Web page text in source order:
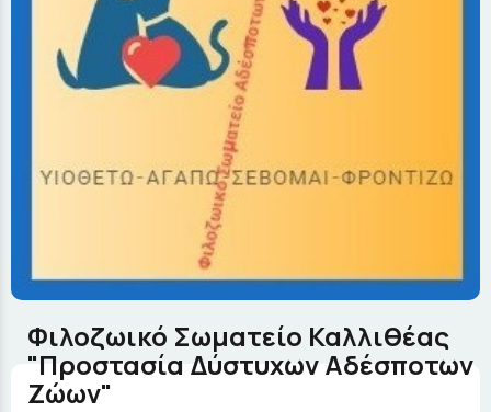
Φιλοζωικό Σωματείο Καλλιθέας
"Προστασία Δύστυχων Αδέσποτων
Ζώων"